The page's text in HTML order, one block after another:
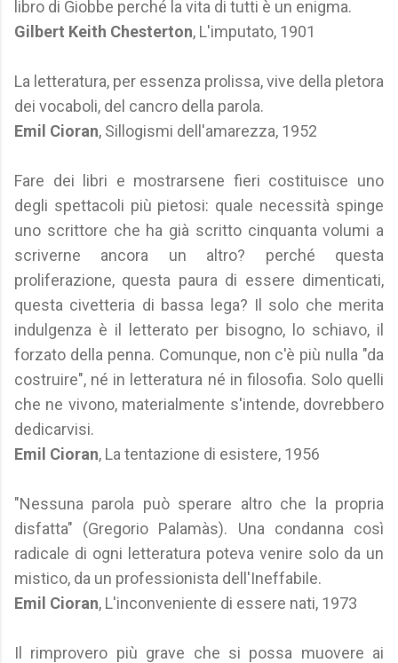
libro di Giobbe perché la vita di tutti è un enigma.
Gilbert Keith Chesterton, L'imputato, 1901
La letteratura, per essenza prolissa, vive della pletora
dei vocaboli, del cancro della parola.
Emil Cioran, Sillogismi dell'amarezza, 1952
Fare dei libri e mostrarsene fieri costituisce uno
degli spettacoli più pietosi: quale necessità spinge
uno scrittore che ha già scritto cinquanta volumi a
scriverne ancora un altro? perché questa
proliferazione, questa paura di essere dimenticati,
questa civetteria di bassa lega? Il solo che merita
indulgenza è il letterato per bisogno, lo schiavo, il
forzato della penna. Comunque, non c'è più nulla "da
costruire", né in letteratura né in filosofia. Solo quelli
che ne vivono, materialmente s'intende, dovrebbero
dedicarvisi.
Emil Cioran, La tentazione di esistere, 1956
"Nessuna parola può sperare altro che la propria
disfatta" (Gregorio Palamàs). Una condanna così
radicale di ogni letteratura poteva venire solo da un
mistico, da un professionista dell'Ineffabile.
Emil Cioran, L'inconveniente di essere nati, 1973
Il rimprovero più grave che si possa muovere ai